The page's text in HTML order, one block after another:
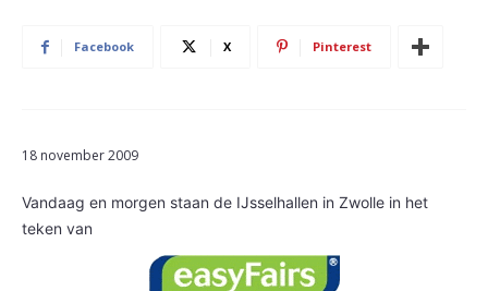
Facebook X Pinterest
18 november 2009
Vandaag en morgen staan de IJsselhallen in Zwolle in het
teken van